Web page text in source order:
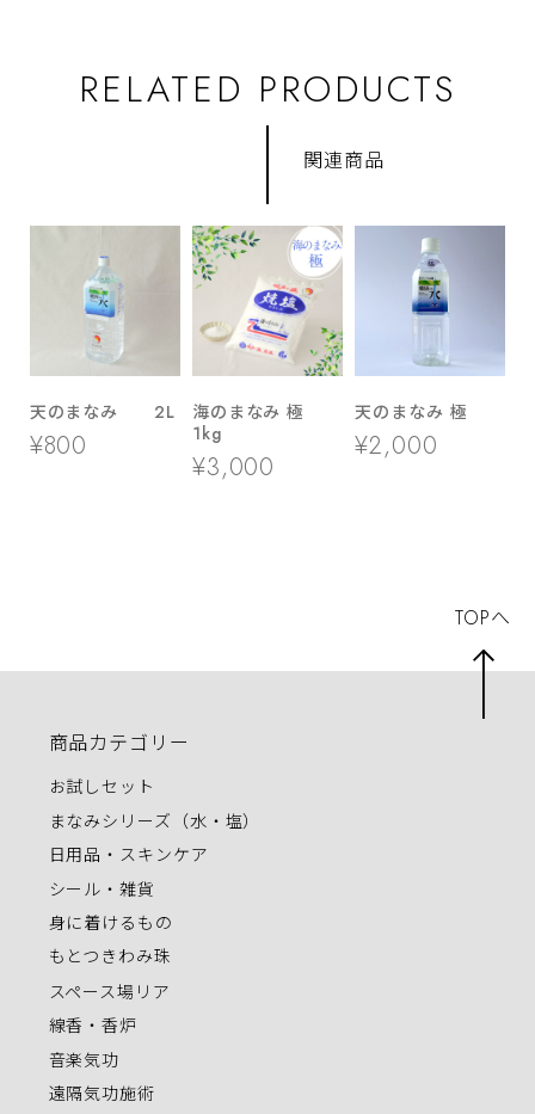
RELATED PRODUCTS
関連商品
天のまなみ 2L
¥800
海のまなみ 極
1kg
¥3,000
天のまなみ 極
¥2,000
商品カテゴリー
お試しセット
まなみシリーズ（水・塩）
日用品・スキンケア
シール・雑貨
身に着けるもの
もとつきわみ珠
スペース場リア
線香・香炉
音楽気功
遠隔気功施術
TOPへ